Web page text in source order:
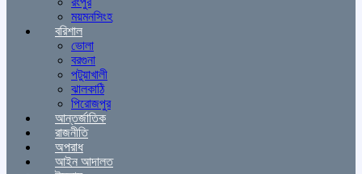
ময়মনসিংহ
বরিশাল
ভোলা
বরগুনা
পটুয়াখালী
ঝালকাঠি
পিরোজপুর
আন্তর্জাতিক
রাজনীতি
অপরাধ
আইন আদালত